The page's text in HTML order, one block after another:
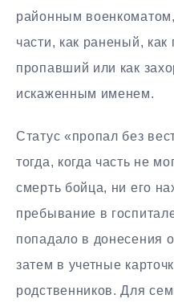
районным военкоматом,
части, как раненый, как
пропавший или как
искаженным именем.
Статус «пропал без
тогда, когда часть не
смерть бойца, ни его
пребывание в
попадало в донесения
затем в учетные
родственников. Для